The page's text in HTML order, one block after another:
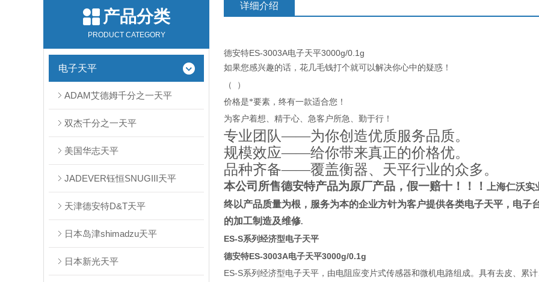
产品分类
PRODUCT CATEGORY
电子天平
ADAM艾德姆千分之一天平
双杰千分之一天平
美国华志天平
JADEVER钰恒SNUGIII天平
天津德安特D&T天平
日本岛津shimadzu天平
日本新光天平
详细介绍
德安特ES-3003A电子天平3000g/0.1g
如果您感兴趣的话，花几毛钱打个就可以解决你心中的疑惑！
（
）
价格是*要素，终有一款适合您！
为客户着想、精于心、急客户所急、勤于行！
专业团队——为你创造优质服务品质。
规模效应——给你带来真正的价格优。
品种齐备——覆盖衡器、天平行业的众多。
本公司所售德安特产品为原厂产品，假一赔十！！！
上海仁沃
终以产品质量为根，服务为本的企业方针为客户提供各类电子天平，电子
的加工制造及维修.
ES-S系列经济型电子天平
德安特ES-3003A电子天平3000g/0.1g
ES-S系列经济型电子天平，由电阻应变片式传感器和微机电路组成。具有去皮、累